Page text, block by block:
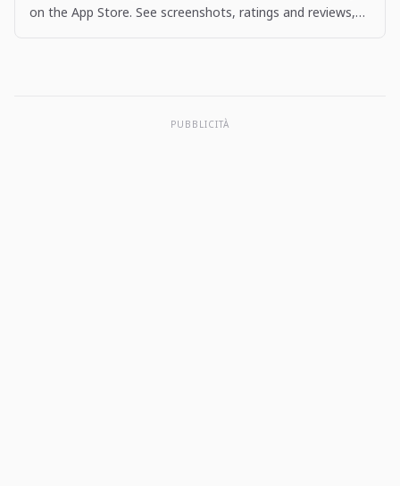
on the App Store. See screenshots, ratings and reviews,
PUBBLICITÀ